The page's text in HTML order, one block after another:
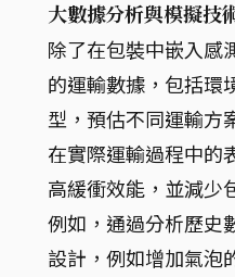
大數據分析與模擬技
除了在包裝中嵌入感
的運輸數據，包括環
型，預估不同運輸方
在實際運輸過程中的
高緩衝效能，並減少
例如，通過分析歷史
設計，例如增加氣泡